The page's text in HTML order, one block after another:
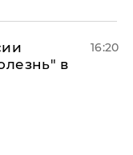
в
16:20